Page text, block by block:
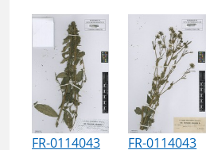
FR-0114043 FR-0114043